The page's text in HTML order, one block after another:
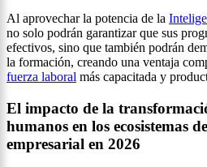
Al aprovechar la potencia de la
no solo podrán garantizar que sus
efectivos, sino que también podrán
la formación, creando una ventaja
fuerza laboral más capacitada y
El impacto de la
humanos en los ecosistemas
empresarial en 2026